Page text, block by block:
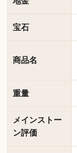
宝石
商品名
重量
メインストー
ン評価